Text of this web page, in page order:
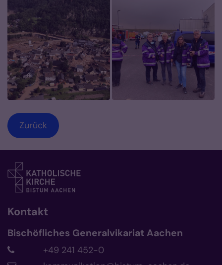
Zurück
Kontakt
Bischöfliches Generalvikariat Aachen
+49 241 452-0